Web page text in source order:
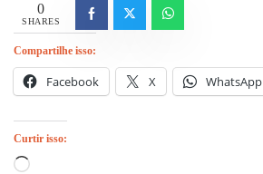
0
SHARES
Compartilhe isso:
Facebook X WhatsApp
Curtir isso:
Carregando...